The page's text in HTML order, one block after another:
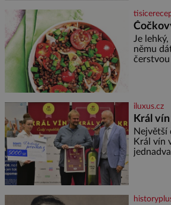
Je
němu
cibule 2
iluxus.cz
Král
Největší
Král vín